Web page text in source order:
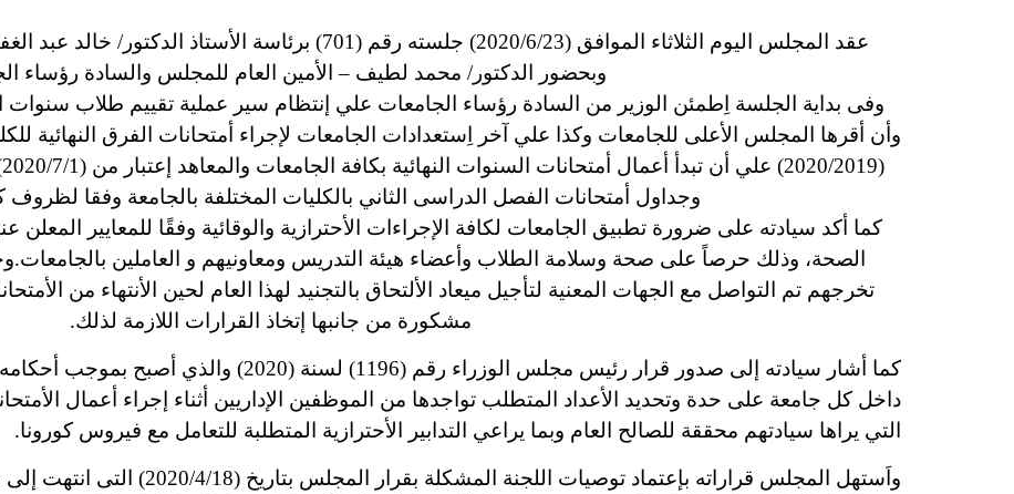
عقد المجلس اليوم الثلاثاء الموافق (2020/6/23) جلسته رقم (701)
وبحضور الدكتور/ محمد لطيف – الأمين العام للمجلس والسادة رؤساء
وفى بداية الجلسة اِطمئن الوزير من السادة رؤساء الجامعات علي إنتظام سير عملية تقييم طلاب سنوات
وأن أقرها المجلس الأعلى للجامعات وكذا علي آخر اِستعدادات الجامعات لإجراء أمتحانات الفرق النهائية
وجداول أمتحانات الفصل الدراسى الثاني بالكليات المختلفة بالجامعة وفقا
كما أكد سيادته على ضرورة تطبيق الجامعات لكافة الإجراءات الأحترازية والوقائية وفقًا للمعايير
الصحة، وذلك حرصاً على صحة وسلامة الطلاب وأعضاء هيئة التدريس ومعاونيهم و العاملين بالجامعات.
تخرجهم تم التواصل مع الجهات المعنية لتأجيل ميعاد الألتحاق بالتجنيد لهذا العام لحين الأنتهاء من
مشكورة من جانبها إتخاذ القرارات اللازمة لذلك.
كما أشار سيادته إلى صدور قرار رئيس مجلس الوزراء رقم
داخل كل جامعة على حدة وتحديد الأعداد المتطلب تواجدها من الموظفين الإداريين أثناء إجراء أعمال
التي يراها سيادتهم محققة للصالح العام وبما يراعي التدابير الأحترازية المتطلبة للتعامل مع فيروس كورونا.
واَستهل المجلس قراراته بإعتماد توصيات اللجنة المشكلة بقرار المجلس بتاريخ (2020/4/18) التى انتهت إلى ما يلى: